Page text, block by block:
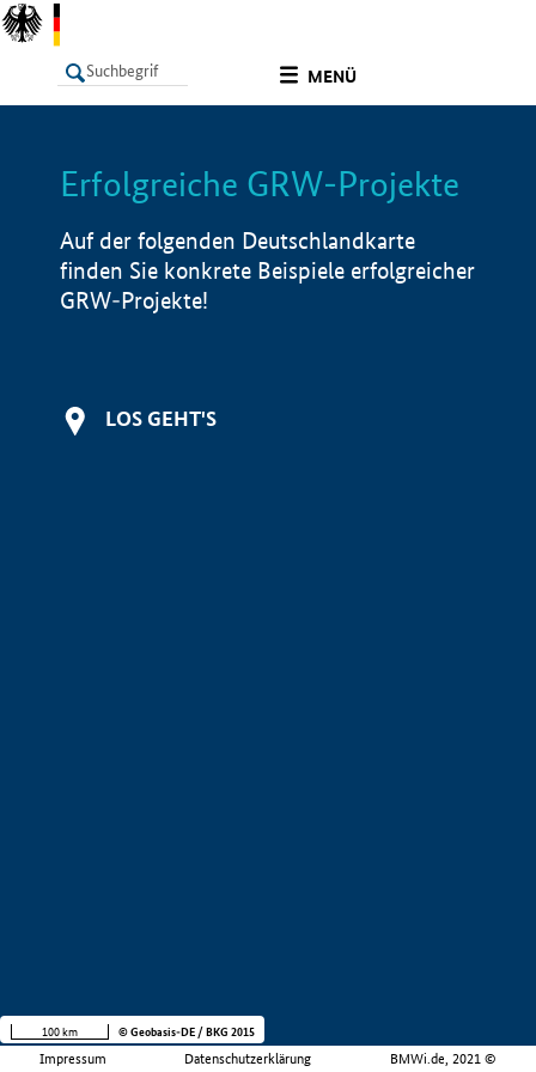
MENÜ
LISTE Info
Erfolgreiche GRW-Projekte
Auf der folgenden Deutschlandkarte
finden Sie konkrete Beispiele erfolgreicher
GRW-Projekte!
LOS GEHT'S
Impressum Datenschutzerklärung BMWi.de, 2021 ©
100 km © Geobasis-DE / BKG 2015